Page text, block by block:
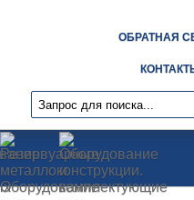
ОБРАТНАЯ